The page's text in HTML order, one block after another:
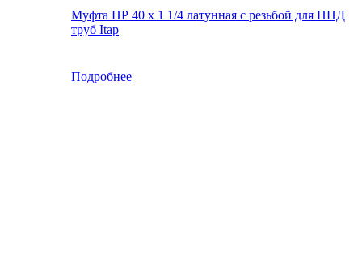
Муфта НР 40 х 1 1/4 латунная с резьбой для ПНД
труб Itap
Подробнее